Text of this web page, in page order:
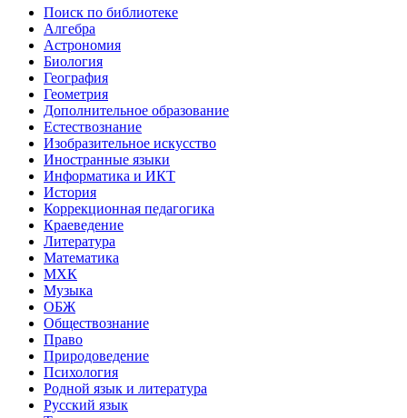
Поиск по библиотеке
Алгебра
Астрономия
Биология
География
Геометрия
Дополнительное образование
Естествознание
Изобразительное искусство
Иностранные языки
Информатика и ИКТ
История
Коррекционная педагогика
Краеведение
Литература
Математика
МХК
Музыка
ОБЖ
Обществознание
Право
Природоведение
Психология
Родной язык и литература
Русский язык